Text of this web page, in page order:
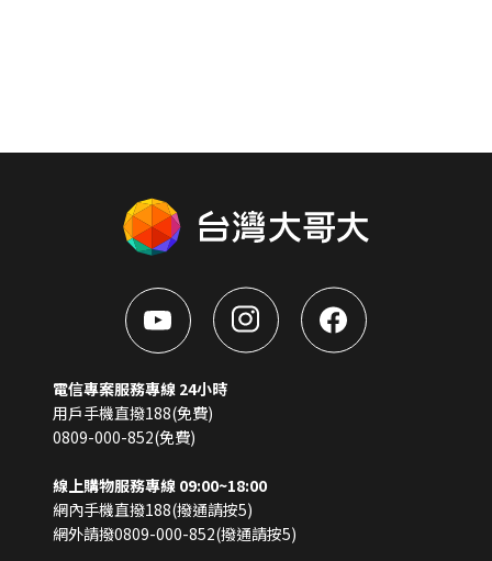
電信專案服務專線 24小時
用戶手機直撥188(免費)
0809-000-852(免費)
線上購物服務專線 09:00~18:00
網內手機直撥188(撥通請按5)
網外請撥0809-000-852(撥通請按5)